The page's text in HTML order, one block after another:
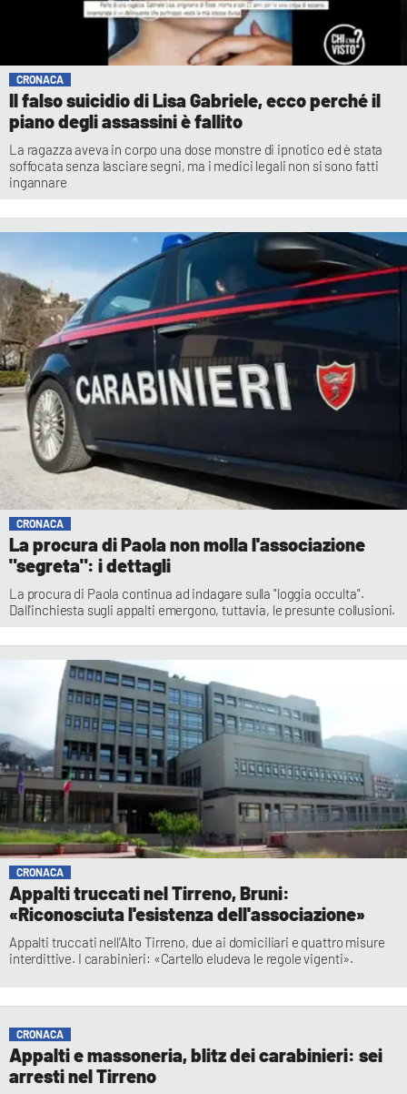
CRONACA
Il falso suicidio di Lisa Gabriele, ecco perché il
piano degli assassini è fallito
La ragazza aveva in corpo una dose monstre di ipnotico ed è stata
soffocata senza lasciare segni, ma i medici legali non si sono fatti
ingannare
CRONACA
La procura di Paola non molla l'associazione
"segreta": i dettagli
La procura di Paola continua ad indagare sulla "loggia occulta".
Dall'inchiesta sugli appalti emergono, tuttavia, le presunte collusioni.
CRONACA
Appalti truccati nel Tirreno, Bruni:
«Riconosciuta l'esistenza dell'associazione»
Appalti truccati nell’Alto Tirreno, due ai domiciliari e quattro misure
interdittive. I carabinieri: «Cartello eludeva le regole vigenti».
CRONACA
Appalti e massoneria, blitz dei carabinieri: sei
arresti nel Tirreno